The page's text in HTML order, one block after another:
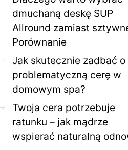
dmuchaną deskę SUP
Allround zamiast
Porównanie
Jak skutecznie zadbać o
problematyczną cerę w
domowym spa?
Twoja cera potrzebuje
ratunku – jak mądrze
wspierać naturalną